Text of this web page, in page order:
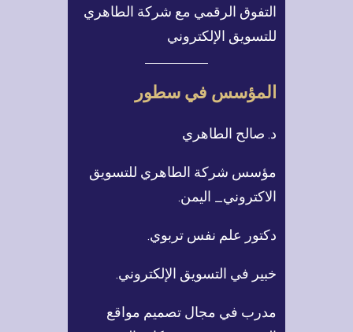
التفوق الرقمي مع شركة الطاهري
للتسويق الإلكتروني
المؤسس في سطور
د. صالح الطاهري
مؤسس شركة الطاهري للتسويق
الاكتروني_ اليمن.
دكتور علم نفس تربوي.
خبير في التسويق الإلكتروني.
مدرب في مجال تصميم مواقع